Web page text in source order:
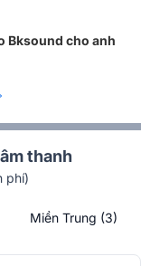
mong muốn - yếu
Bksound cho anh
thanh
phí)
Miền Trung (3)